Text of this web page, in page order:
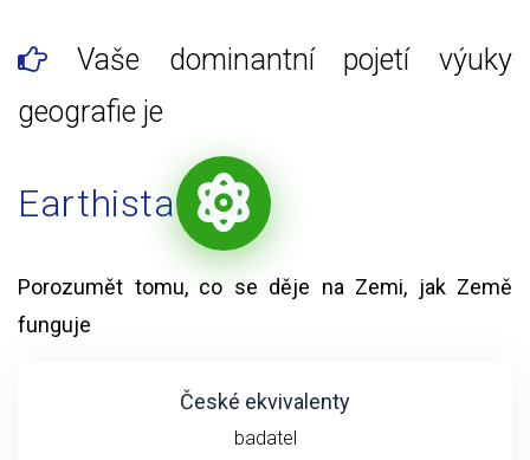
Vaše dominantní pojetí výuky
geografie je
Earthista
Porozumět tomu, co se děje na Zemi, jak Země
funguje
České ekvivalenty
badatel